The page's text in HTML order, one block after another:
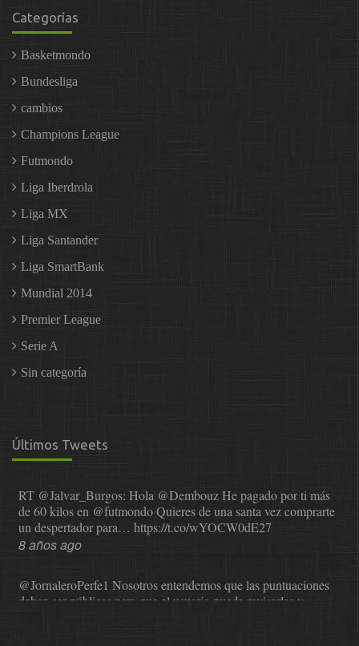
Categorías
Basketmondo
Bundesliga
cambios
Champions League
Futmondo
Liga Iberdrola
Liga MX
Liga Santander
Liga SmartBank
Mundial 2014
Premier League
Serie A
Sin categoría
Últimos Tweets
RT @Jalvar_Burgos: Hola @DembouzHe pagado por ti más
de 60 kilos en @futmondoQuieres de una santa vez comprarte
un despertador para… https://t.co/wYOCW0dE27
8 años ago
@JornaleroPerfe1 Nosotros entendemos que las puntuaciones
deben ser públicas para que el usuario pueda revisarlas y…